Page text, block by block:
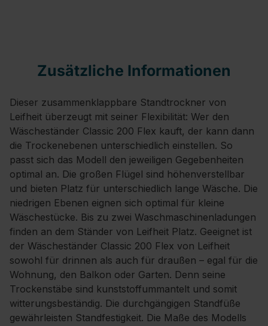
Zusätzliche Informationen
Dieser zusammenklappbare Standtrockner von
Leifheit überzeugt mit seiner Flexibilität: Wer den
Wäscheständer Classic 200 Flex kauft, der kann dann
die Trockenebenen unterschiedlich einstellen. So
passt sich das Modell den jeweiligen Gegebenheiten
optimal an. Die großen Flügel sind höhenverstellbar
und bieten Platz für unterschiedlich lange Wäsche. Die
niedrigen Ebenen eignen sich optimal für kleine
Wäschestücke. Bis zu zwei Waschmaschinenladungen
finden an dem Ständer von Leifheit Platz. Geeignet ist
der Wäscheständer Classic 200 Flex von Leifheit
sowohl für drinnen als auch für draußen – egal für die
Wohnung, den Balkon oder Garten. Denn seine
Trockenstäbe sind kunststoffummantelt und somit
witterungsbeständig. Die durchgängigen Standfüße
gewährleisten Standfestigkeit. Die Maße des Modells